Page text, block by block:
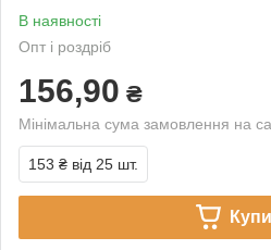
В наявності
Опт і роздріб
156,90 ₴
Мінімальна сума замовлення на
153 ₴ від 25 шт.